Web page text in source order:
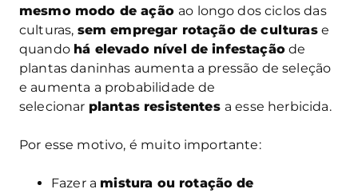
mesmo modo de ação ao longo dos ciclos das
culturas, sem empregar rotação de culturase
quando há elevado nível de infestaçãode
plantas daninhas aumenta a pressão de seleção
e aumenta a probabilidade de
selecionar plantas resistentes a esse herbicida.
Por esse motivo, é muito importante:
Fazer a mistura ou rotação de